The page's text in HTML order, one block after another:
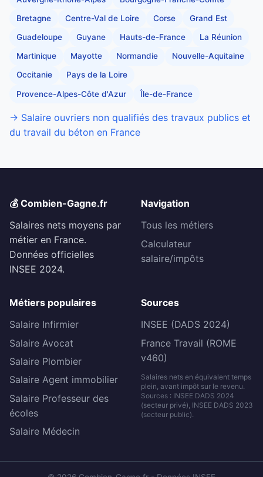
Bretagne Centre-Val de Loire Corse Grand Est
Guadeloupe Guyane Hauts-de-France La Réunion
Martinique Mayotte Normandie Nouvelle-Aquitaine
Occitanie Pays de la Loire
Provence-Alpes-Côte d'Azur Île-de-France
→ Salaire ouvriers non qualifiés des travaux publics et
du travail du béton en France
💰 Combien-Gagne.fr
Salaires nets moyens par
métier en France.
Données officielles
INSEE 2024.
Navigation
Tous les métiers
Calculateur
salaire/impôts
Métiers populaires
Salaire Infirmier
Salaire Avocat
Salaire Plombier
Salaire Agent immobilier
Salaire Professeur des
écoles
Salaire Médecin
Sources
INSEE (DADS 2024)
France Travail (ROME
v460)
Salaires nets en équivalent temps
plein, avant impôt sur le revenu.
Sources : INSEE DADS 2024
(secteur privé), INSEE DADS 2023
(secteur public).